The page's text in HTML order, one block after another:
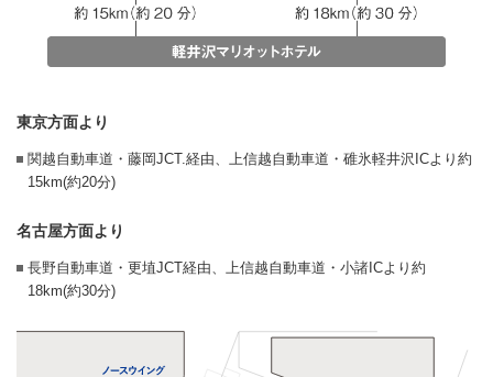
東京方面より
関越自動車道・藤岡JCT.経由、上信越自動車道・碓氷軽井沢ICより約
15km(約20分)
名古屋方面より
長野自動車道・更埴JCT経由、上信越自動車道・小諸ICより約
18km(約30分)